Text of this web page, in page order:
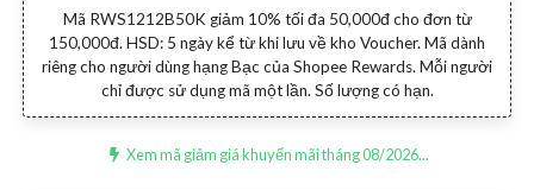
Mã RWS1212B50K giảm 10% tối đa 50,000đ cho đơn từ
150,000đ. HSD: 5 ngày kể từ khi lưu về kho Voucher. Mã dành
riêng cho người dùng hạng Bạc của Shopee Rewards. Mỗi người
chỉ được sử dụng mã một lần. Số lượng có hạn.
Xem mã giảm giá khuyến mãi tháng 08/2026...